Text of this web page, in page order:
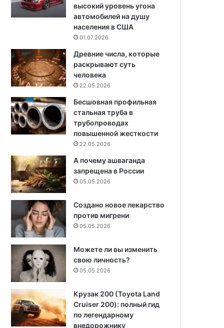
высокий уровень угона
автомобилей на душу
населения в США
01.07.2026
Древние числа, которые
раскрывают суть
человека
22.05.2026
Бесшовная профильная
стальная труба в
трубопроводах
повышенной жесткости
22.05.2026
А почему ашваганда
запрещена в России
05.05.2026
Создано новое лекарство
против мигрени
05.05.2026
Можете ли вы изменить
свою личность?
05.05.2026
Крузак 200 (Toyota Land
Cruiser 200): полный гид
по легендарному
внедорожнику